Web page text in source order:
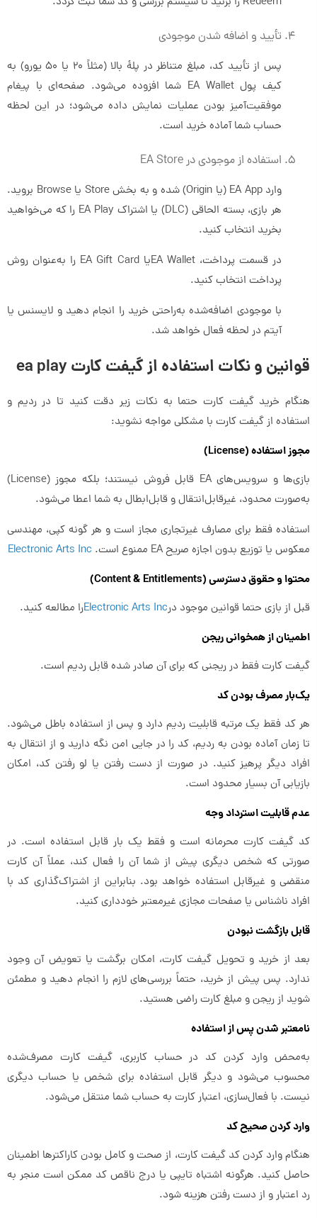
تأیید و اضافه شدن موجودی
پس از تأیید کد، مبلغ متناظر در پلۀ بالا (مثلاً ۲۰ یا ۵۰ یورو) به
کیف پول EA Wallet شما افزوده می‌شود. صفحه‌ای با پیغام
موفقیت‌آمیز بودن عملیات نمایش داده می‌شود؛ در این لحظه
حساب شما آماده خرید است.
استفاده از موجودی در EA Store
وارد EA App (یا Origin) شده و به بخش Store یا Browse بروید.
هر بازی، بسته الحاقی (DLC) یا اشتراک EA Play را که می‌خواهید
بخرید انتخاب کنید.
در قسمت پرداخت، EA Walletیا EA Gift Card را به‌عنوان روش
پرداخت انتخاب کنید.
با موجودی اضافه‌شده به‌راحتی خرید را انجام دهید و لایسنس یا
آیتم در لحظه فعال خواهد شد.
قوانین و نکات استفاده از گیفت کارت ea play
هنگام خرید گیفت کارت حتما به نکات زیر دقت کنید تا در ردیم و
استفاده از گیفت کارت با مشکلی مواجه نشوید:
مجوز استفاده (License)
بازی‌ها و سرویس‌های EA قابل فروش نیستند؛ بلکه مجوز (License)
به‌صورت محدود، غیرقابل‌انتقال و قابل‌ابطال به شما اعطا می‌شود.
استفاده فقط برای مصارف غیرتجاری مجاز است و هر گونه کپی، مهندسی
معکوس یا توزیع بدون اجازه صریح EA ممنوع است.
Electronic Arts Inc
محتوا و حقوق دسترسی (Content & Entitlements)
قبل از بازی حتما قوانین موجود درElectronic Arts Incرا مطالعه کنید.
اطمینان از همخوانی ریجن
گیفت کارت فقط در ریجنی که برای آن صادر شده قابل ردیم است.
یک‌بار مصرف بودن کد
هر کد فقط یک مرتبه قابلیت ردیم دارد و پس از استفاده باطل می‌شود.
تا زمان آماده بودن به ردیم، کد را در جایی امن نگه دارید و از انتقال به
افراد دیگر پرهیز کنید. در صورت از دست رفتن یا لو رفتن کد، امکان
بازیابی آن بسیار محدود است.
عدم قابلیت استرداد وجه
کد گیفت کارت محرمانه است و فقط یک بار قابل استفاده است. در
صورتی که شخص دیگری پیش از شما آن را فعال کند، عملاً آن کارت
منقضی و غیرقابل استفاده خواهد بود. بنابراین از اشتراک‌گذاری کد با
افراد ناشناس یا صفحات مجازی غیرمعتبر خودداری کنید.
قابل بازگشت نبودن
بعد از خرید و تحویل گیفت کارت، امکان برگشت یا تعویض آن وجود
ندارد. پس پیش از خرید، حتماً بررسی‌های لازم را انجام دهید و مطمئن
شوید از ریجن و مبلغ کارت راضی هستید.
نامعتبر شدن پس از استفاده
به‌محض وارد کردن کد در حساب کاربری، گیفت کارت مصرف‌شده
محسوب می‌شود و دیگر قابل استفاده برای شخص یا حساب دیگری
نیست. با فعال‌سازی، اعتبار کارت به حساب شما منتقل می‌شود.
وارد کردن صحیح کد
هنگام وارد کردن کد گیفت کارت، از صحت و کامل بودن کاراکترها اطمینان
حاصل کنید. هرگونه اشتباه تایپی یا درج ناقص کد ممکن است منجر به
رد اعتبار و از دست رفتن هزینه شود.